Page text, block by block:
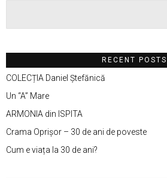
RECENT POSTS
COLECȚIA Daniel Ștefănică
Un “A” Mare
ARMONIA din ISPITA
Crama Oprișor – 30 de ani de poveste
Cum e viața la 30 de ani?